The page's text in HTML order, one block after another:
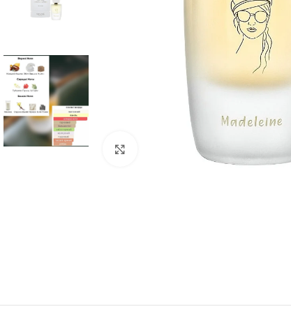
Натисніть, щоб збільшити